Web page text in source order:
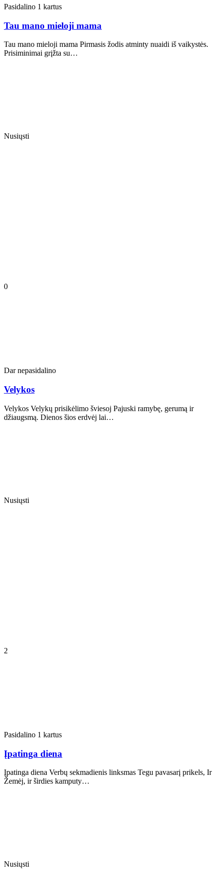
Pasidalino 1 kartus
Tau mano mieloji mama
Tau mano mieloji mama Pirmasis žodis atminty nuaidi iš vaikystės.
Prisiminimai grįžta su…
Nusiųsti
0
Dar nepasidalino
Velykos
Velykos Velykų prisikėlimo šviesoj Pajuski ramybę, gerumą ir
džiaugsmą. Dienos šios erdvėj lai…
Nusiųsti
2
Pasidalino 1 kartus
Įpatinga diena
Įpatinga diena Verbų sekmadienis linksmas Tegu pavasarį prikels, Ir
Žemėj, ir širdies kamputy…
Nusiųsti